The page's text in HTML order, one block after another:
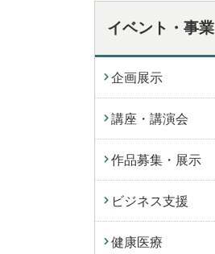
イベント・事業
企画展示
講座・講演会
作品募集・展示
ビジネス支援
健康医療